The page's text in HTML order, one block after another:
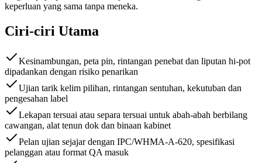
keperluan yang sama tanpa meneka.
Ciri-ciri Utama
Kesinambungan, peta pin, rintangan penebat dan liputan hi-pot
dipadankan dengan risiko penarikan
Ujian tarik kelim pilihan, rintangan sentuhan, kekutuban dan
pengesahan label
Lekapan tersuai atau separa tersuai untuk abah-abah berbilang
cawangan, alat tenun dok dan binaan kabinet
Pelan ujian sejajar dengan IPC/WHMA-A-620, spesifikasi
pelanggan atau format QA masuk